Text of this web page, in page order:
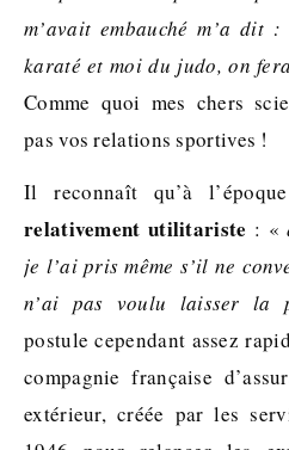
m’avait embauché m’a dit
karaté et moi du judo, on
Comme quoi mes chers
pas vos relations sportives !
Il reconnaît qu’à
relativement utilitariste : «
je l’ai pris même s’il ne
n’ai pas voulu laisser la
postule cependant assez
compagnie française
extérieur, créée par les